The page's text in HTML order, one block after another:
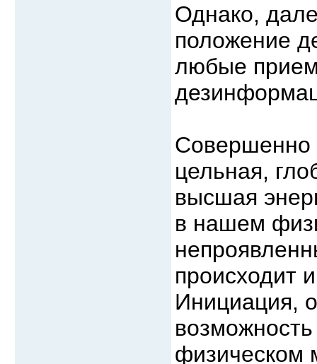
Однако,
положение
любые
Совершенно
цельная,
высшая
в нашем
происходит
Инициация,
физическом